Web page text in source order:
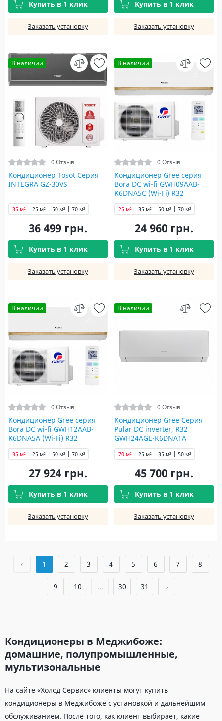
Купить в 1 клик
Заказать установку
Купить в 1 клик
Заказать установку
В наличии
0 Отзыв
Кондиционер Tosot Серия
INTEGRA GZ-30VS
25 м²
35 м² 50 м² 70 м²
36 499 грн.
Купить в 1 клик
Заказать установку
В наличии
0 Отзыв
Кондиционер Gree серия
Bora DC wi-fi GWH09AAB-
K6DNA5С (Wi-Fi) R32
25 м² 35 м² 50 м² 70 м²
24 960 грн.
Купить в 1 клик
Заказать установку
В наличии
0 Отзыв
Кондиционер Gree серия
Bora DC wi-fi GWH12AAB-
K6DNA5A (Wi-Fi) R32
25 м²
35 м² 50 м² 70 м²
27 924 грн.
Купить в 1 клик
Заказать установку
В наличии
0 Отзыв
Кондиционер Gree Серия
Pular DC inverter, R32
GWH24AGE-K6DNA1A
25 м² 35 м² 50 м²
70 м²
45 700 грн.
Купить в 1 клик
Заказать установку
‹ 1 2 3 4 5 6 7 8
9 10 ... 30 31 ›
Кондиционеры в Меджибоже:
домашние, полупромышленные,
мультизональные
На сайте «Холод Сервис» клиенты могут купить
кондиционеры в Меджибоже с установкой и дальнейшим
обслуживанием. После того, как клиент выбирает, какие